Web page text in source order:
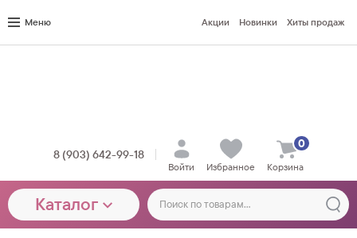
Меню Акции Новинки Хиты продаж
8 (903) 642-99-18
Войти Избранное Корзина
0
Каталог